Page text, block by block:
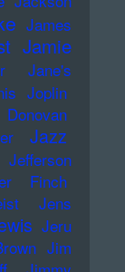
James
Jamie
Jane's
Joplin
Jazz
Jefferson
Finch
Jens
Jeru
Jim